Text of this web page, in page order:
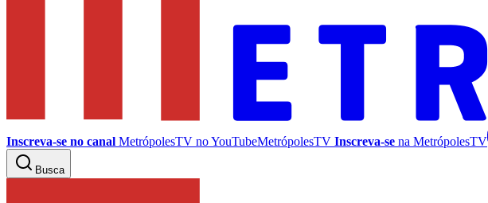
Inscreva-se no canal MetrópolesTV noYouTubeMetrópolesTV Inscreva-se na MetrópolesTV
Busca